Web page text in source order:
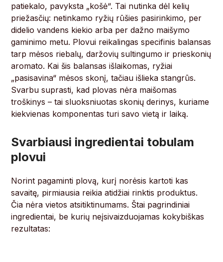
patiekalo, pavyksta „košė“. Tai nutinka dėl kelių
priežasčių: netinkamo ryžių rūšies pasirinkimo, per
didelio vandens kiekio arba per dažno maišymo
gaminimo metu. Plovui reikalingas specifinis balansas
tarp mėsos riebalų, daržovių sultingumo ir prieskonių
aromato. Kai šis balansas išlaikomas, ryžiai
„pasisavina“ mėsos skonį, tačiau išlieka stangrūs.
Svarbu suprasti, kad plovas nėra maišomas
troškinys – tai sluoksniuotas skonių derinys, kuriame
kiekvienas komponentas turi savo vietą ir laiką.
Svarbiausi ingredientai tobulam
plovui
Norint pagaminti plovą, kurį norėsis kartoti kas
savaitę, pirmiausia reikia atidžiai rinktis produktus.
Čia nėra vietos atsitiktinumams. Štai pagrindiniai
ingredientai, be kurių neįsivaizduojamas kokybiškas
rezultatas: